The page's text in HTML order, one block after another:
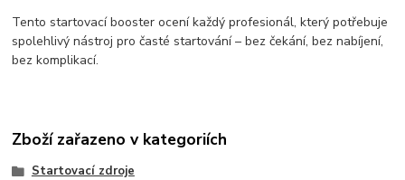
Tento startovací booster ocení každý profesionál, který potřebuje
spolehlivý nástroj pro časté startování – bez čekání, bez nabíjení,
bez komplikací.
Zboží zařazeno v kategoriích
Startovací zdroje